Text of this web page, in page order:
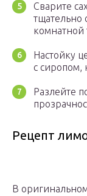
Сварите
тщательно
комнатной
Настойку
с сиропом,
Разлейте
Рецепт
В